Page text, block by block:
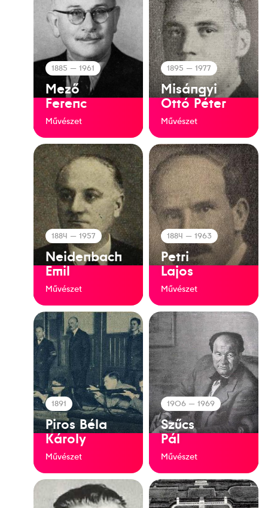
1885 — 1961
Mező
Ferenc
Művészet
1895 — 1977
Misángyi
Ottó Péter
Művészet
1884 — 1957
Neidenbach
Emil
Művészet
1884 — 1963
Petri
Lajos
Művészet
1891
Piros Béla
Károly
Művészet
1906 — 1969
Szűcs
Pál
Művészet